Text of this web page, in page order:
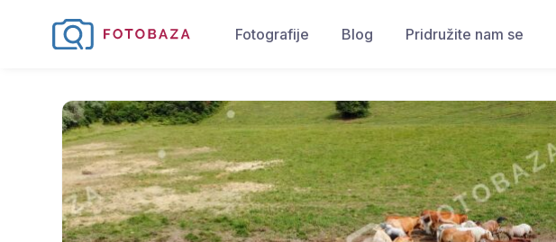
Fotografije Blog Pridružite nam se